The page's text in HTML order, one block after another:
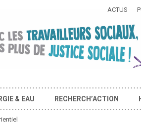
ACTUS
& EAU RECHERCH’ACTION